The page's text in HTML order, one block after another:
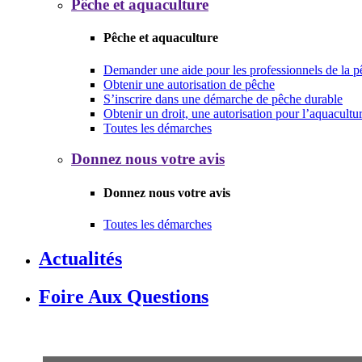
Pêche et aquaculture
Pêche et aquaculture
Demander une aide pour les professionnels de la
Obtenir une autorisation de pêche
S’inscrire dans une démarche de pêche durable
Obtenir un droit, une autorisation pour
Toutes les démarches
Donnez nous votre avis
Donnez nous votre avis
Toutes les démarches
Actualités
Foire Aux Questions